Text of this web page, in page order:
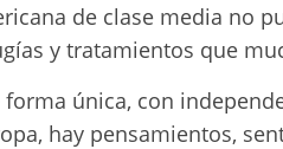
de clase media no
y tratamientos que
única, con
hay pensamientos,